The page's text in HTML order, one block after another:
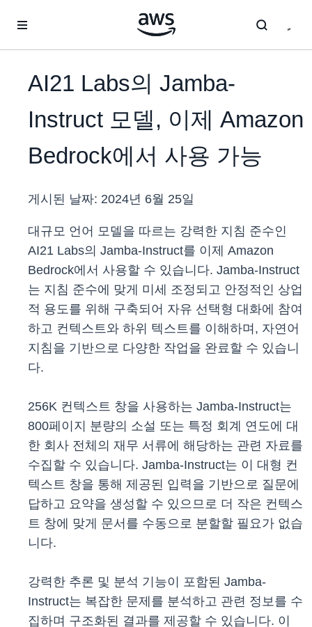
AI21 Labs의 Jamba-
Instruct 모델, 이제 Amazon
Bedrock에서 사용 가능
게시된 날짜: 2024년 6월 25일
대규모 언어 모델을 따르는 강력한 지침 준수인
AI21 Labs의 Jamba-Instruct를 이제 Amazon
Bedrock에서 사용할 수 있습니다. Jamba-Instruct
는 지침 준수에 맞게 미세 조정되고 안정적인 상업
적 용도를 위해 구축되어 자유 선택형 대화에 참여
하고 컨텍스트와 하위 텍스트를 이해하며, 자연어
지침을 기반으로 다양한 작업을 완료할 수 있습니
다.
256K 컨텍스트 창을 사용하는 Jamba-Instruct는
800페이지 분량의 소설 또는 특정 회계 연도에 대
한 회사 전체의 재무 서류에 해당하는 관련 자료를
수집할 수 있습니다. Jamba-Instruct는 이 대형 컨
텍스트 창을 통해 제공된 입력을 기반으로 질문에
답하고 요약을 생성할 수 있으므로 더 작은 컨텍스
트 창에 맞게 문서를 수동으로 분할할 필요가 없습
니다.
강력한 추론 및 분석 기능이 포함된 Jamba-
Instruct는 복잡한 문제를 분석하고 관련 정보를 수
집하며 구조화된 결과를 제공할 수 있습니다. 이